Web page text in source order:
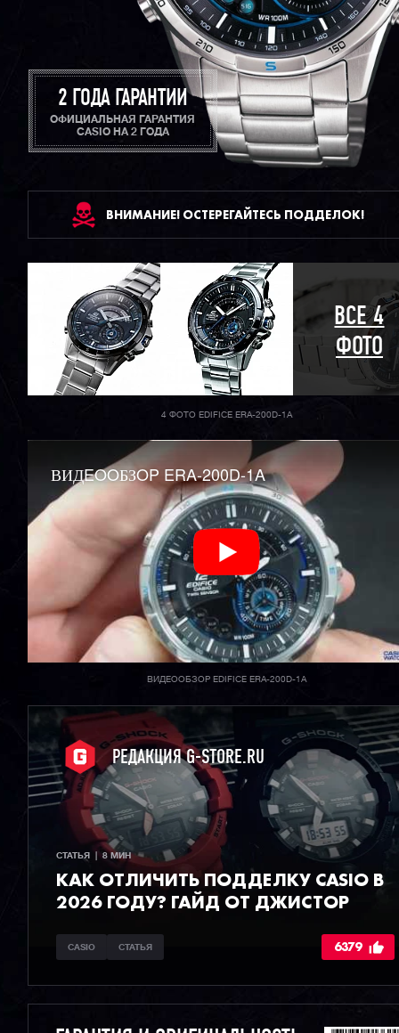
2 ГОДА ГАРАНТИИ
ОФИЦИАЛЬНАЯ ГАРАНТИЯ
CASIO НА 2 ГОДА
ВНИМАНИЕ! ОСТЕРЕГАЙТЕСЬ ПОДДЕЛОК!
ВСЕ 4
ФОТО
4 ФОТО EDIFICE ERA-200D-1A
ВИДEOOБЗOP ERA-200D-1A
ВИДЕООБЗОР EDIFICE ERA-200D-1A
РЕДАКЦИЯ G-STORE.RU
СТАТЬЯ  |  8 МИН
КАК ОТЛИЧИТЬ ПОДДЕЛКУ CASIO В
2026 ГОДУ? ГАЙД ОТ ДЖИСТОР
CASIO СТАТЬЯ 6379